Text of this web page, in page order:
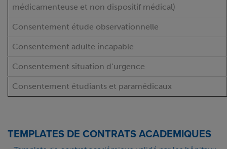
médicamenteuse et non dispositif médical)
Consentement étude observationnelle
Consentement adulte incapable
Consentement situation d’urgence
Consentement étudiants et paramédicaux
TEMPLATES DE CONTRATS ACADEMIQUES